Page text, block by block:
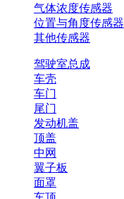
气体浓度传感器
位置与角度传感器
其他传感器
驾驶室总成
车壳
车门
尾门
发动机盖
顶盖
中网
翼子板
面罩